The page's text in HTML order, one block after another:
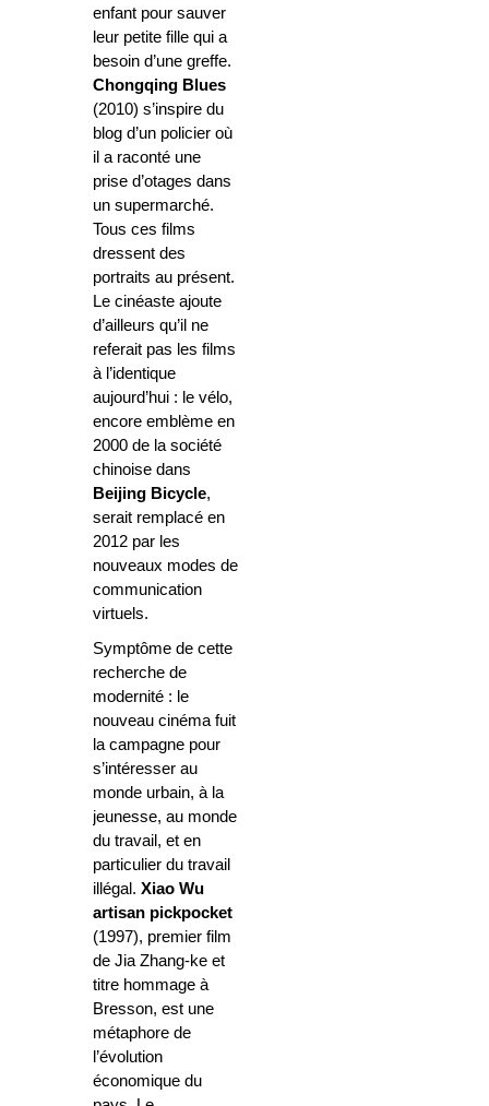
enfant pour sauver
leur petite fille qui a
besoin d’une greffe.
Chongqing Blues
(2010) s’inspire du
blog d’un policier où
il a raconté une
prise d’otages dans
un supermarché.
Tous ces films
dressent des
portraits au présent.
Le cinéaste ajoute
d’ailleurs qu’il ne
referait pas les films
à l’identique
aujourd’hui : le vélo,
encore emblème en
2000 de la société
chinoise dans
Beijing Bicycle,
serait remplacé en
2012 par les
nouveaux modes de
communication
virtuels.
Symptôme de cette
recherche de
modernité : le
nouveau cinéma fuit
la campagne pour
s’intéresser au
monde urbain, à la
jeunesse, au monde
du travail, et en
particulier du travail
illégal. Xiao Wu
artisan pickpocket
(1997), premier film
de Jia Zhang-ke et
titre hommage à
Bresson, est une
métaphore de
l’évolution
économique du